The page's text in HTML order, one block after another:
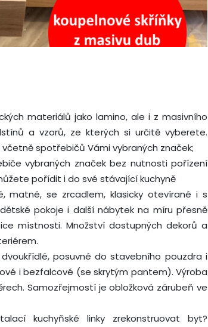
materiálů jako lamino, ale i z masivního
a vzorů, ze kterých si určitě vyberete.
spotřebičů Vámi vybraných značek;
vybraných značek bez nutnosti pořízení
pořídit i do své stávající kuchyně
matné, se zrcadlem, klasicky otevírané i s
pokoje i další nábytek na míru přesně
místnosti. Množství dostupných dekorů a
posuvné do stavebního pouzdra i
i bezfalcové (se skrytým pantem). Výroba
Samozřejmostí je obložková zárubeň ve
kuchyňské linky zrekonstruovat byt?